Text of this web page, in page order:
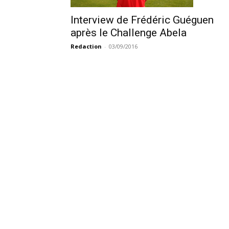
Interview de Frédéric Guéguen
après le Challenge Abela
Redaction - 03/09/2016